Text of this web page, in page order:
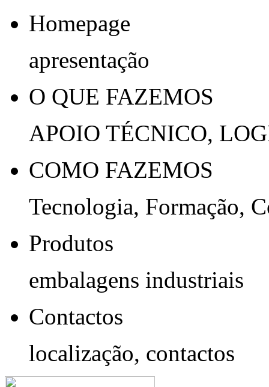
Homepage
apresentação
O QUE FAZEMOS
APOIO TÉCNICO,
COMO FAZEMOS
Tecnologia, Formação,
Produtos
embalagens industriais
Contactos
localização, contactos